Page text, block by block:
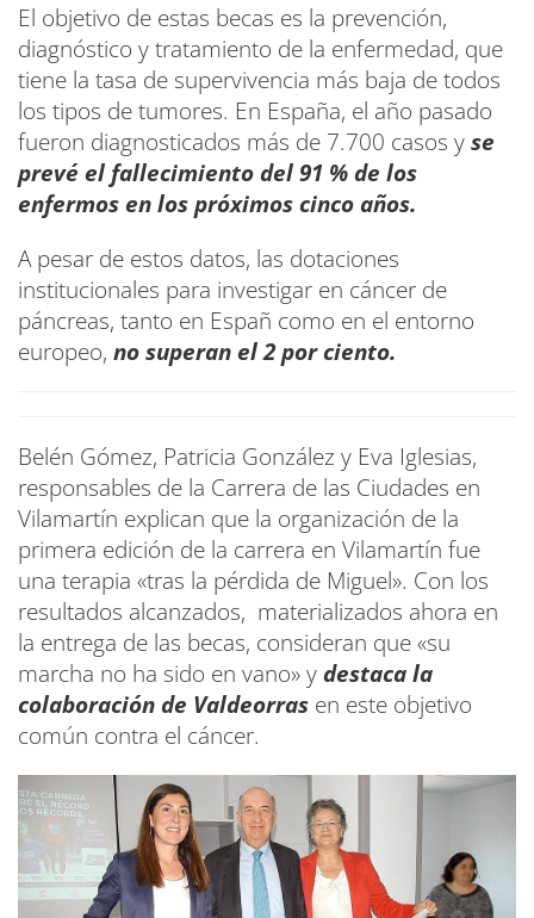
El objetivo de estas becas es la prevención,
diagnóstico y tratamiento de la enfermedad, que
tiene la tasa de supervivencia más baja de todos
los tipos de tumores. En España, el año pasado
fueron diagnosticados más de 7.700 casos yse
prevé el fallecimiento del 91 % de los
enfermos en los próximos cinco años.
A pesar de estos datos, las dotaciones
institucionales para investigar en cáncer de
páncreas, tanto en Españ como en el entorno
europeo, no superan el 2 por ciento.
Belén Gómez, Patricia González y Eva Iglesias,
responsables de la Carrera de las Ciudades en
Vilamartín explican que la organización de la
primera edición de la carrera en Vilamartín fue
una terapia «tras la pérdida de Miguel». Con los
resultados alcanzados, materializados ahora en
la entrega de las becas, consideran que «su
marcha no ha sido en vano» ydestaca la
colaboración de Valdeorras en este objetivo
común contra el cáncer.